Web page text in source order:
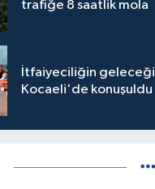
trafiğe 8 saatlik mola
İtfaiyeciliğin geleceği
Kocaeli'de konuşuldu